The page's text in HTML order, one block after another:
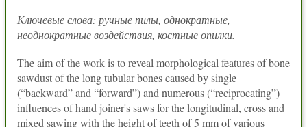
Ключевые слова: ручные пилы, однократные,
неоднократные воздействия, костные опилки.
The aim of the work is to reveal morphological features of bone
sawdust of the long tubular bones caused by single
(“backward” and “forward”) and numerous (“reciprocating”)
influences of hand joiner's saws for the longitudinal, cross and
mixed sawing with the height of teeth of 5 mm of various